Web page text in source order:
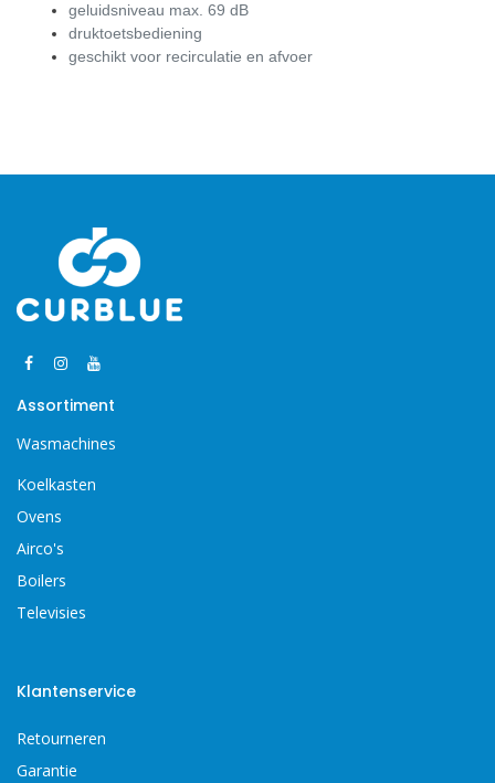
geluidsniveau max. 69 dB
druktoetsbediening
geschikt voor recirculatie en afvoer
Assortiment
Wasmachines
Koelkasten
Ovens
Airco's
Boilers
Televisies
Klantenservice
Retourneren
Garantie